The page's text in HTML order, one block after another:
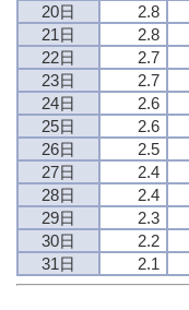
20日
2.8
21日
2.8
22日
2.7
23日
2.7
24日
2.6
25日
2.6
26日
2.5
27日
2.4
28日
2.4
29日
2.3
30日
2.2
31日
2.1